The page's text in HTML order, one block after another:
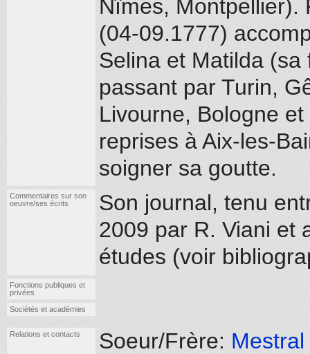
Nîmes, Montpellier).
(04-09.1777)
Selina et Matilda
passant par Turin,
Livourne, Bologne
reprises à Aix-les-
soigner sa goutte.
Commentaires sur son
oeuvre/ses écrits
Son journal, tenu
2009 par R. Viani et
études (voir
Fonctions publiques et
privées
Sociétés et académies
Relations et contacts Soeur/Frère: